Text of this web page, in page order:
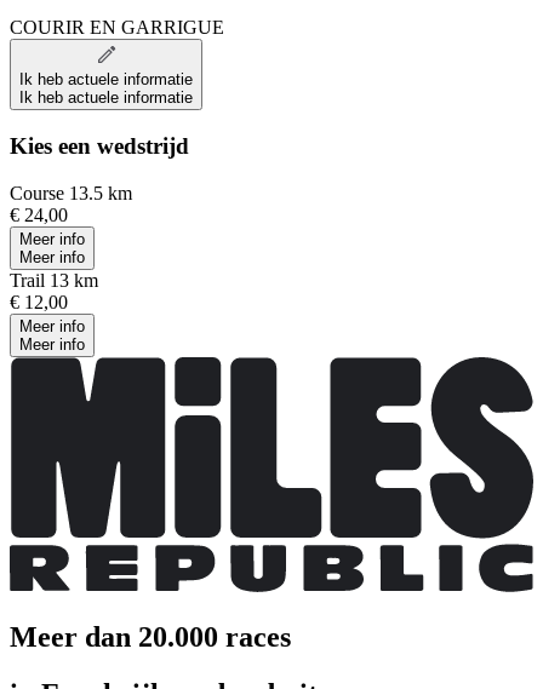
COURIR EN GARRIGUE
Ik heb actuele informatie
Ik heb actuele informatie
Kies een wedstrijd
Course 13.5 km
€ 24,00
Meer info
Meer info
Trail 13 km
€ 12,00
Meer info
Meer info
Meer dan 20.000 races